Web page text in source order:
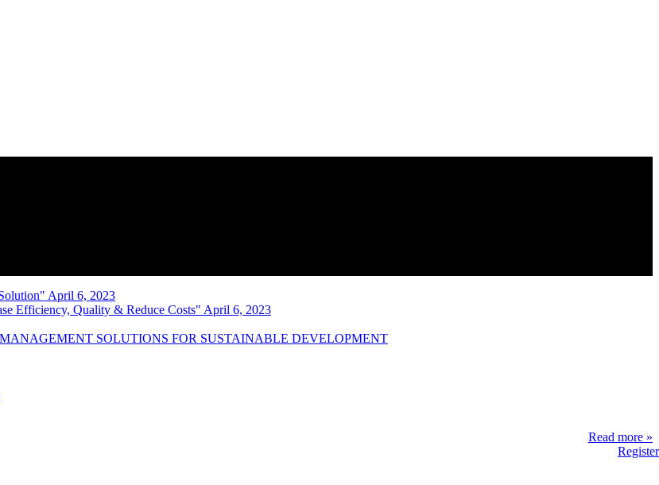
April 6, 2023
Efficiency, Quality & Reduce Costs" April 6, 2023
SOLUTIONS FOR SUSTAINABLE DEVELOPMENT
Read more »
Register